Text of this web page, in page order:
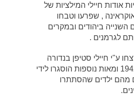
אודות חיילי המילציות של
, שפרעו וטבחו
ביהודים ובמקרים
לגרמנים .
ע"י חיילי סטיפן בנדורה
בשנים 1942-1944 ומאות נוספות הוסגרו לידי
מהם ילדים שהסתתרו